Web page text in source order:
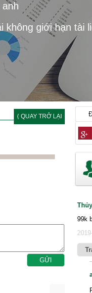
không giới hạn tài
⟨ QUAY TRỞ LẠI
99k